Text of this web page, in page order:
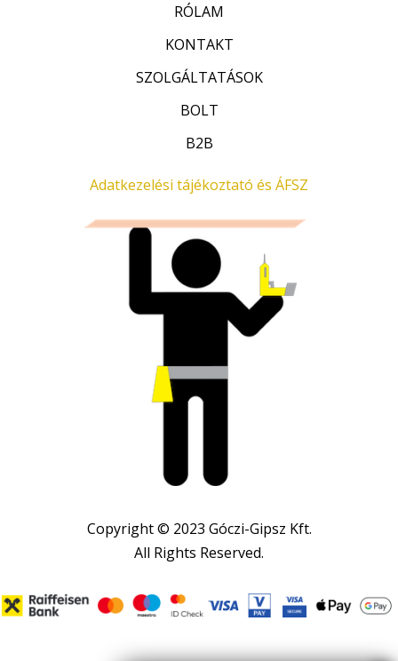
RÓLAM
KONTAKT
SZOLGÁLTATÁSOK
BOLT
B2B
Adatkezelési tájékoztató és ÁFSZ
Copyright © 2023 Góczi-Gipsz Kft.
All Rights Reserved.